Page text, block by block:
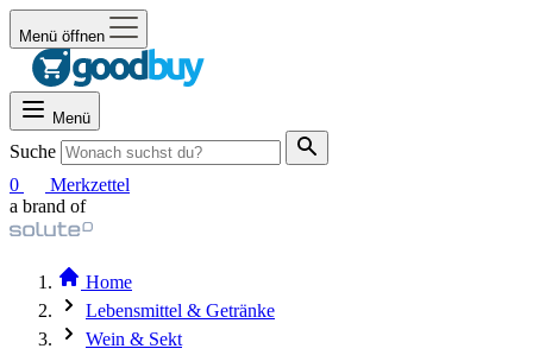
Menü öffnen
Menü
Suche
0
Merkzettel
a brand of
Home
Lebensmittel & Getränke
Wein & Sekt